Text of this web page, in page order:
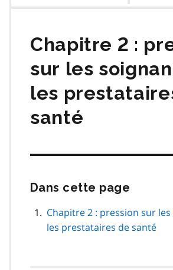
Chapitre 2 :
sur les
les
santé
Dans cette page
page
Chapitre 2 : pression sur
les prestataires de santé